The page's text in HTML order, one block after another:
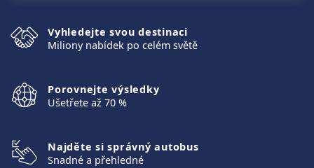
Vyhledejte svou destinaci
Miliony nabídek po celém světě
Porovnejte výsledky
Ušetřete až 70 %
Najděte si správný autobus
Snadné a přehledné